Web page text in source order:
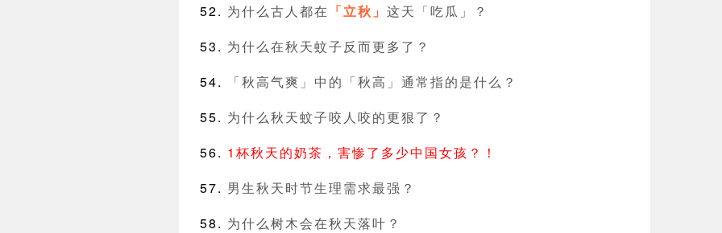
为什么古人都在 「立秋」 这天「吃瓜」？
为什么在秋天蚊子反而更多了？
「秋高气爽」中的「秋高」通常指的是什么？
为什么秋天蚊子咬人咬的更狠了？
1杯秋天的奶茶，害惨了多少中国女孩？！
男生秋天时节生理需求最强？
为什么树木会在秋天落叶？